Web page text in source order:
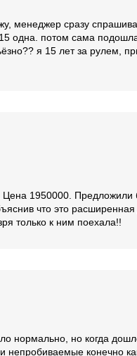
менеджер сразу
одна. потом сама
я 15 лет за рулем,
1950000. Предложили
что это
только к ним поехала!!
нормально, но когда
конечно